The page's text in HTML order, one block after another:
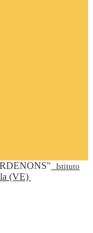
Istituto
(VE)